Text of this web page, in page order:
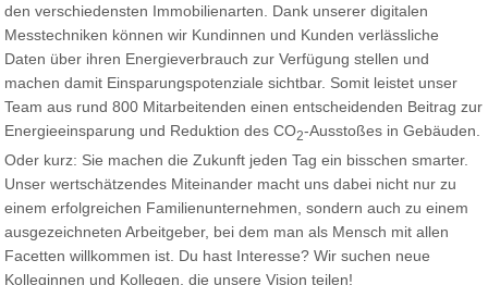
den verschiedensten Immobilienarten. Dank unserer digitalen
Messtechniken können wir Kundinnen und Kunden verlässliche
Daten über ihren Energieverbrauch zur Verfügung stellen und
machen damit Einsparungspotenziale sichtbar. Somit leistet unser
Team aus rund 800 Mitarbeitenden einen entscheidenden Beitrag zur
Energieeinsparung und Reduktion des CO2-Ausstoßes in Gebäuden.
Oder kurz: Sie machen die Zukunft jeden Tag ein bisschen smarter.
Unser wertschätzendes Miteinander macht uns dabei nicht nur zu
einem erfolgreichen Familienunternehmen, sondern auch zu einem
ausgezeichneten Arbeitgeber, bei dem man als Mensch mit allen
Facetten willkommen ist. Du hast Interesse? Wir suchen neue
Kolleginnen und Kollegen, die unsere Vision teilen!